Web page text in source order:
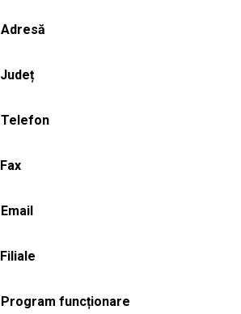
Adresă
Județ
Telefon
Fax
Email
Filiale
Program funcționare